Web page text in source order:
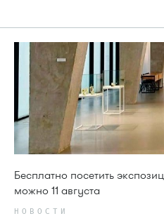
Бесплатно посетить
можно 11 августа
НОВОСТИ